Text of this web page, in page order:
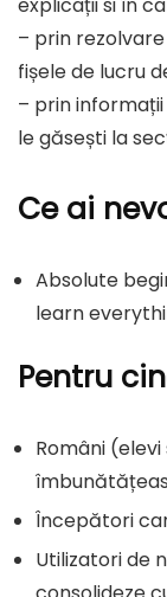
– prin
fișele de lucru
– prin
le găsești la
Ce ai
Absolute
learn
Pentru
Români
Începători
Utilizatori de